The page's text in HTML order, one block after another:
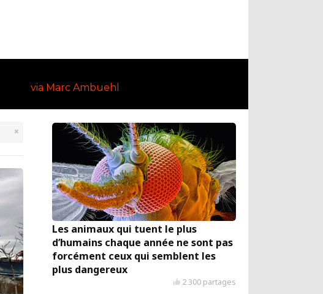
via Marc Ambuehl
×
Les animaux qui tuent le plus
d’humains chaque année ne sont pas
forcément ceux qui semblent les
plus dangereux
2 300 partages